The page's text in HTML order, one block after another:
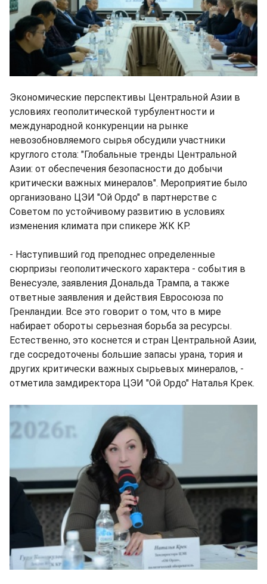
Экономические перспективы Центральной Азии в
условиях геополитической турбулентности и
международной конкуренции на рынке
невозобновляемого сырья обсудили участники
круглого стола: "Глобальные тренды Центральной
Азии: от обеспечения безопасности до добычи
критически важных минералов". Мероприятие было
организовано ЦЭИ "Ой Ордо" в партнерстве с
Советом по устойчивому развитию в условиях
изменения климата при спикере ЖК КР.
- Наступивший год преподнес определенные
сюрпризы геополитического характера - события в
Венесуэле, заявления Дональда Трампа, а также
ответные заявления и действия Евросоюза по
Гренландии. Все это говорит о том, что в мире
набирает обороты серьезная борьба за ресурсы.
Естественно, это коснется и стран Центральной Азии,
где сосредоточены большие запасы урана, тория и
других критически важных сырьевых минералов, -
отметила замдиректора ЦЭИ "Ой Ордо" Наталья Крек.